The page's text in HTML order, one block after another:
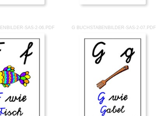
SAS-2-06.PDF G BUCHSTABENBILDER-SAS-2-07.PDF